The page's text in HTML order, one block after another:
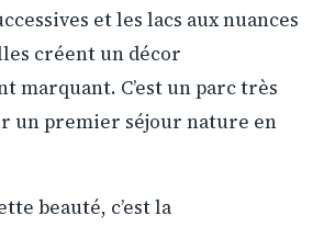
et les lacs aux nuances
créent un décor
marquant. C’est un parc très
un premier séjour nature en
beauté, c’est la